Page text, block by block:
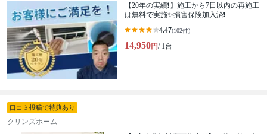
【20年の実績❗️】施工から7日以内の再施工
は無料で実施✨損害保険加入済❗️
4.47(102件)
14,950円/ 1台
口コミ投稿で特典あり
クリンズホーム